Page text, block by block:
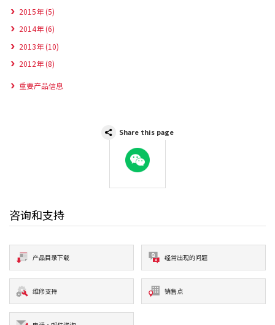
2015年 (5)
2014年 (6)
2013年 (10)
2012年 (8)
重要产品信息
Share this page
WeChat
咨询和支持
产品目录下载 经常出现的问题
维修支持 销售点